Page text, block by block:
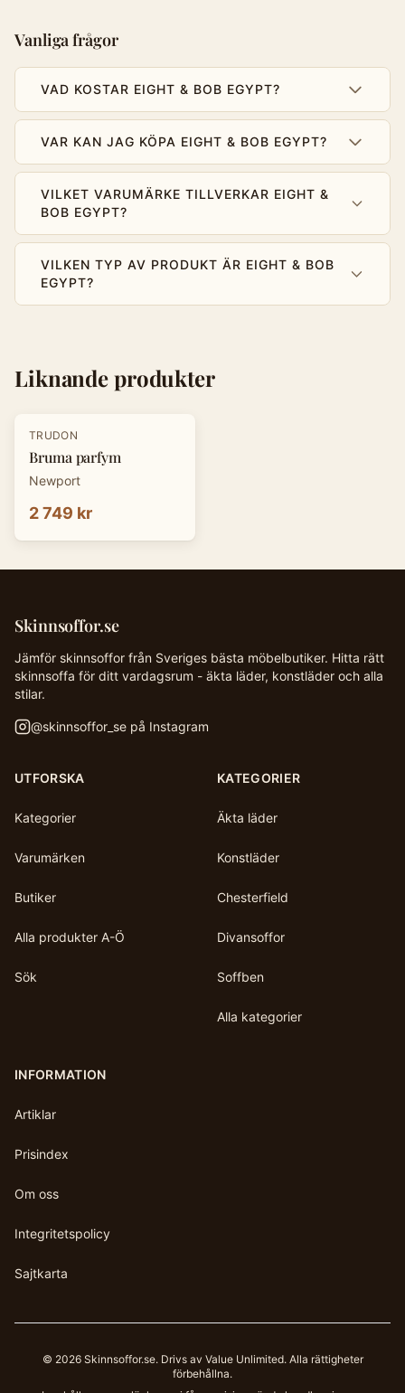
Vanliga frågor
VAD KOSTAR EIGHT & BOB EGYPT?
VAR KAN JAG KÖPA EIGHT & BOB EGYPT?
VILKET VARUMÄRKE TILLVERKAR EIGHT &
BOB EGYPT?
VILKEN TYP AV PRODUKT ÄR EIGHT & BOB
EGYPT?
Liknande produkter
TRUDON
Bruma parfym
Newport
2 749 kr
Skinnsoffor.se
Jämför skinnsoffor från Sveriges bästa möbelbutiker. Hitta rätt
skinnsoffa för ditt vardagsrum - äkta läder, konstläder och alla
stilar.
@skinnsoffor_se på Instagram
UTFORSKA
Kategorier
Varumärken
Butiker
Alla produkter A-Ö
Sök
KATEGORIER
Äkta läder
Konstläder
Chesterfield
Divansoffor
Soffben
Alla kategorier
INFORMATION
Artiklar
Prisindex
Om oss
Integritetspolicy
Sajtkarta
© 2026 Skinnsoffor.se. Drivs av Value Unlimited. Alla rättigheter
förbehållna.